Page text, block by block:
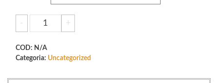
-
Organic
bucket
quantità
+
COD: N/A
Categoria: Uncategorized